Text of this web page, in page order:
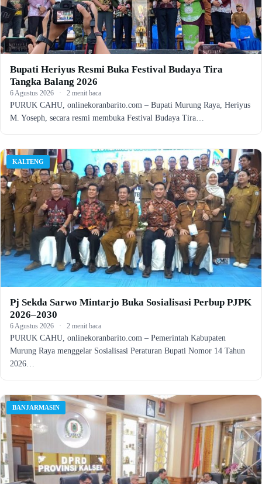
Bupati Heriyus Resmi Buka Festival Budaya Tira
Tangka Balang 2026
6 Agustus 2026 · 2 menit baca
PURUK CAHU, onlinekoranbarito.com – Bupati Murung Raya, Heriyus
M. Yoseph, secara resmi membuka Festival Budaya Tira…
KALTENG
Pj Sekda Sarwo Mintarjo Buka Sosialisasi Perbup PJPK
2026–2030
6 Agustus 2026 · 2 menit baca
PURUK CAHU, onlinekoranbarito.com – Pemerintah Kabupaten
Murung Raya menggelar Sosialisasi Peraturan Bupati Nomor 14 Tahun
2026…
BANJARMASIN